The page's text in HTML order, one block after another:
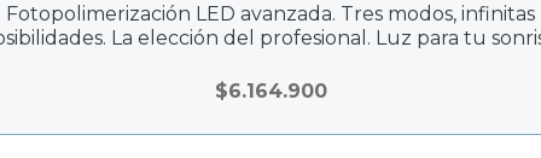
Fotopolimerización LED avanzada. Tres modos, infinitas
La elección del profesional. Luz para tu
$6.164.900